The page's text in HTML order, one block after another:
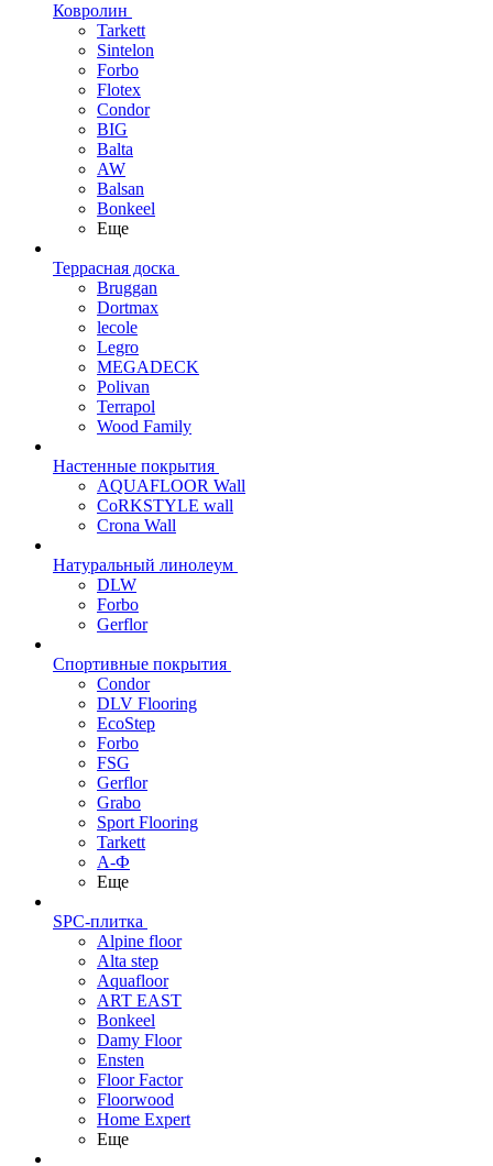
Ковролин
Tarkett
Sintelon
Forbo
Flotex
Condor
BIG
Balta
AW
Balsan
Bonkeel
Еще
Террасная доска
Bruggan
Dortmax
lecole
Legro
MEGADECK
Polivan
Terrapol
Wood Family
Настенные покрытия
AQUAFLOOR Wall
CoRKSTYLE wall
Crona Wall
Натуральный линолеум
DLW
Forbo
Gerflor
Спортивные покрытия
Condor
DLV Flooring
EcoStep
Forbo
FSG
Gerflor
Grabo
Sport Flooring
Tarkett
А-Ф
Еще
SPC-плитка
Alpine floor
Alta step
Aquafloor
ART EAST
Bonkeel
Damy Floor
Ensten
Floor Factor
Floorwood
Home Expert
Еще